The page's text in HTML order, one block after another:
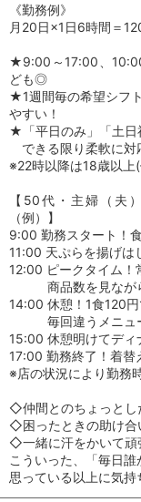
《勤務例》
月20日×1日6時間＝
★9:00～17:00、
ども◎
★1週間毎の希望シフ
やすい！
★「平日のみ」「土日
できる限り柔軟に対
※22時以降は18歳以上
【50代・主婦（
（例）】
9:00 勤務スタート！
11:00 天ぷらを揚げは
12:00 ピークタイム！
商品数を見なが
14:00 休憩！1食120
毎回違うメニュー
15:00 休憩明けてディ
17:00 勤務終了！着替
※店の状況により勤務
◇仲間とのちょっとし
◇困ったときの助け合
◇一緒に汗をかいて頑
こういった、「毎日
思っている以上に気